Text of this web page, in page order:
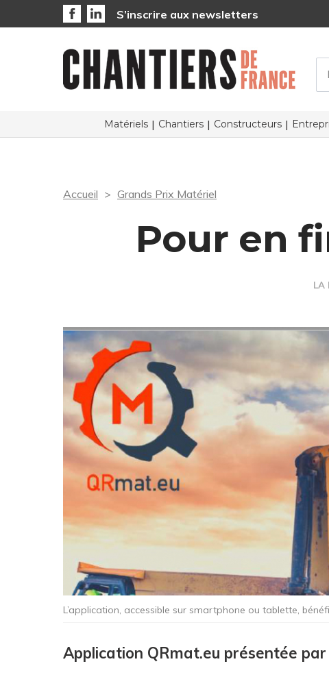
S’inscrire aux newsletters
Matériels Chantiers Constructeurs
Accueil Grands Prix Matériel
Pour en
LA
L’application, accessible sur smartphone ou tablette,
Application QRmat.eu présentée